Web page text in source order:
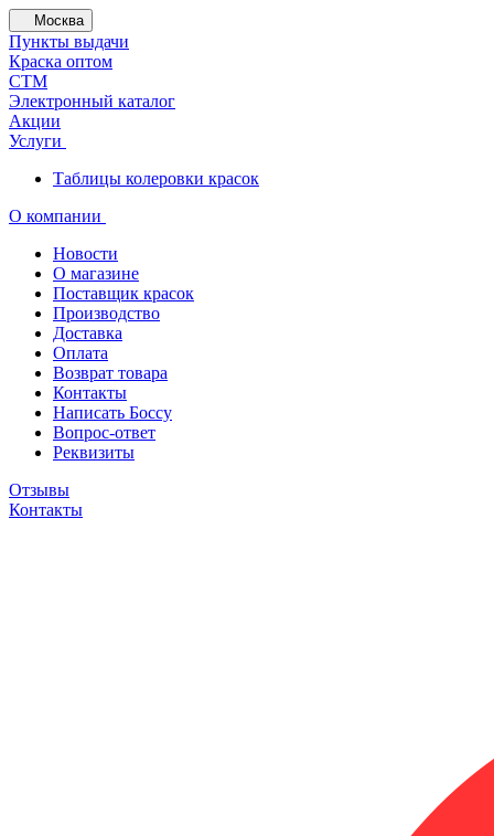
Москва
Пункты выдачи
Краска оптом
СТМ
Электронный каталог
Акции
Услуги
Таблицы колеровки красок
О компании
Новости
О магазине
Поставщик красок
Производство
Доставка
Оплата
Возврат товара
Контакты
Написать Боссу
Вопрос-ответ
Реквизиты
Отзывы
Контакты